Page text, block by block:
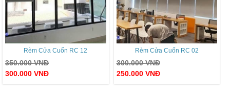
Rèm Cửa Cuốn RC 12
350.000VNĐ
300.000 VNĐ
Rèm Cửa Cuốn RC 02
300.000VNĐ
250.000 VNĐ